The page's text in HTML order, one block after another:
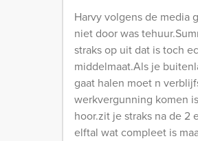
Harvy volgens de media
niet door was
straks op uit dat is toch
middelmaat.Als je
gaat halen moet n
werkvergunning komen
hoor.zit je straks na de 2
elftal wat compleet is